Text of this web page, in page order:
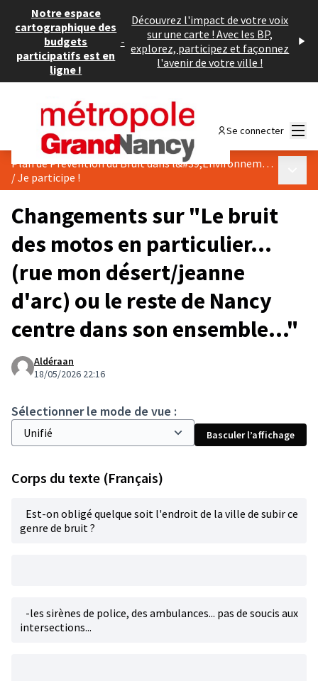
Notre espace
cartographique des
budgets
participatifs est en
ligne !
-
Découvrez l'impact de votre voix
sur une carte ! Avec les BP,
explorez, participez et façonnez
l'avenir de votre ville !
Se connecter
Plan de Prévention du Bruit dans l&#39;Environnement
/Je participe !
Changements sur "Le bruit
des motos en particulier...
(rue mon désert/jeanne
d'arc) ou le reste de Nancy
centre dans son ensemble..."
Aldéraan
18/05/2026 22:16
Sélectionner le mode de vue :
Basculer l’affichage
Corps du texte (Français)
Est-on obligé quelque soit l'endroit de la ville de subir ce
genre de bruit ?
-les sirènes de police, des ambulances... pas de soucis aux
intersections...